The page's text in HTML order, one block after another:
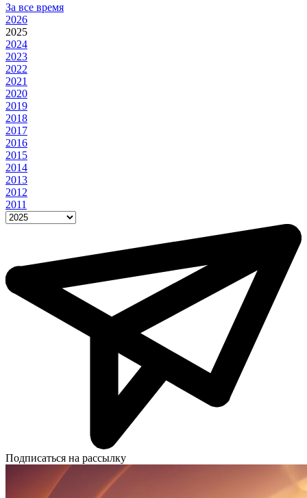
За все время
2026
2025
2024
2023
2022
2021
2020
2019
2018
2017
2016
2015
2014
2013
2012
2011
Подписаться на рассылку